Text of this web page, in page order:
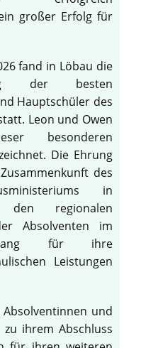
großer Erfolg für
fand in Löbau die
der besten
Hauptschüler des
Leon und Owen
besonderen
Die Ehrung
des
in
regionalen
Absolventen im
für ihre
Leistungen
und
ihrem Abschluss